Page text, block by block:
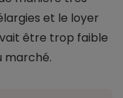
et le loyer
être trop faible
marché.